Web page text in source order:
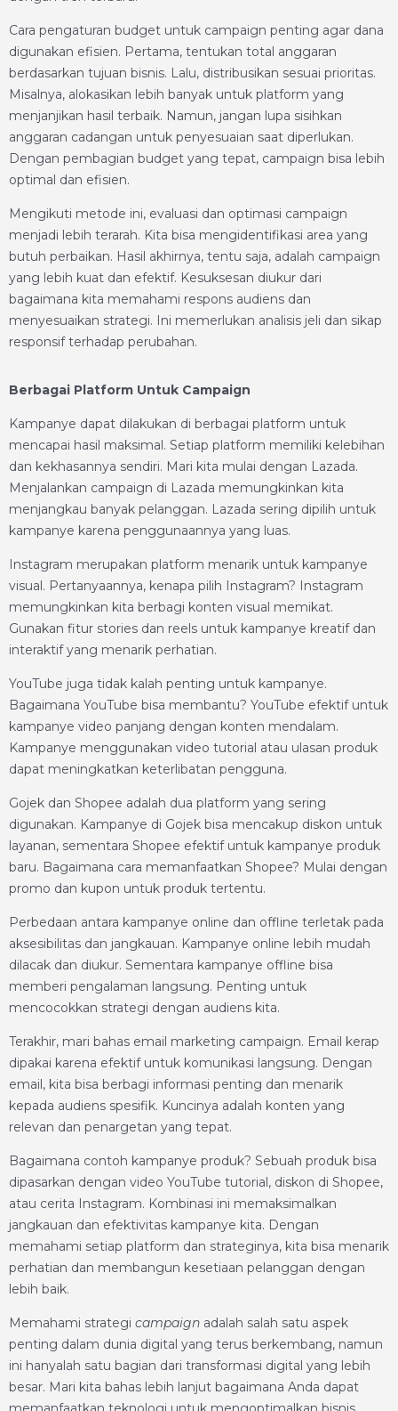
Cara pengaturan budget untuk campaign penting agar dana
digunakan efisien. Pertama, tentukan total anggaran
berdasarkan tujuan bisnis. Lalu, distribusikan sesuai prioritas.
Misalnya, alokasikan lebih banyak untuk platform yang
menjanjikan hasil terbaik. Namun, jangan lupa sisihkan
anggaran cadangan untuk penyesuaian saat diperlukan.
Dengan pembagian budget yang tepat, campaign bisa lebih
optimal dan efisien.
Mengikuti metode ini, evaluasi dan optimasi campaign
menjadi lebih terarah. Kita bisa mengidentifikasi area yang
butuh perbaikan. Hasil akhirnya, tentu saja, adalah campaign
yang lebih kuat dan efektif. Kesuksesan diukur dari
bagaimana kita memahami respons audiens dan
menyesuaikan strategi. Ini memerlukan analisis jeli dan sikap
responsif terhadap perubahan.
Berbagai Platform Untuk Campaign
Kampanye dapat dilakukan di berbagai platform untuk
mencapai hasil maksimal. Setiap platform memiliki kelebihan
dan kekhasannya sendiri. Mari kita mulai dengan Lazada.
Menjalankan campaign di Lazada memungkinkan kita
menjangkau banyak pelanggan. Lazada sering dipilih untuk
kampanye karena penggunaannya yang luas.
Instagram merupakan platform menarik untuk kampanye
visual. Pertanyaannya, kenapa pilih Instagram? Instagram
memungkinkan kita berbagi konten visual memikat.
Gunakan fitur stories dan reels untuk kampanye kreatif dan
interaktif yang menarik perhatian.
YouTube juga tidak kalah penting untuk kampanye.
Bagaimana YouTube bisa membantu? YouTube efektif untuk
kampanye video panjang dengan konten mendalam.
Kampanye menggunakan video tutorial atau ulasan produk
dapat meningkatkan keterlibatan pengguna.
Gojek dan Shopee adalah dua platform yang sering
digunakan. Kampanye di Gojek bisa mencakup diskon untuk
layanan, sementara Shopee efektif untuk kampanye produk
baru. Bagaimana cara memanfaatkan Shopee? Mulai dengan
promo dan kupon untuk produk tertentu.
Perbedaan antara kampanye online dan offline terletak pada
aksesibilitas dan jangkauan. Kampanye online lebih mudah
dilacak dan diukur. Sementara kampanye offline bisa
memberi pengalaman langsung. Penting untuk
mencocokkan strategi dengan audiens kita.
Terakhir, mari bahas email marketing campaign. Email kerap
dipakai karena efektif untuk komunikasi langsung. Dengan
email, kita bisa berbagi informasi penting dan menarik
kepada audiens spesifik. Kuncinya adalah konten yang
relevan dan penargetan yang tepat.
Bagaimana contoh kampanye produk? Sebuah produk bisa
dipasarkan dengan video YouTube tutorial, diskon di Shopee,
atau cerita Instagram. Kombinasi ini memaksimalkan
jangkauan dan efektivitas kampanye kita. Dengan
memahami setiap platform dan strateginya, kita bisa menarik
perhatian dan membangun kesetiaan pelanggan dengan
lebih baik.
Memahami strategi campaign adalah salah satu aspek
penting dalam dunia digital yang terus berkembang, namun
ini hanyalah satu bagian dari transformasi digital yang lebih
besar. Mari kita bahas lebih lanjut bagaimana Anda dapat